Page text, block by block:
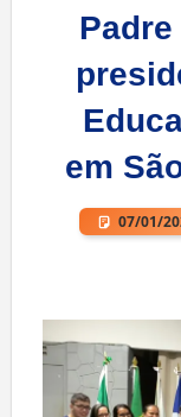
em
07/01/